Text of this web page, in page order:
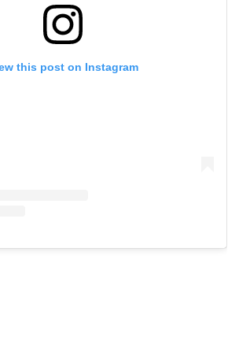
this post on Instagram